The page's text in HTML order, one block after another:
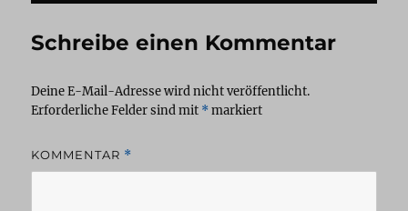
Schreibe einen Kommentar
Deine E-Mail-Adresse wird nicht veröffentlicht.
Erforderliche Felder sind mit *markiert
KOMMENTAR *